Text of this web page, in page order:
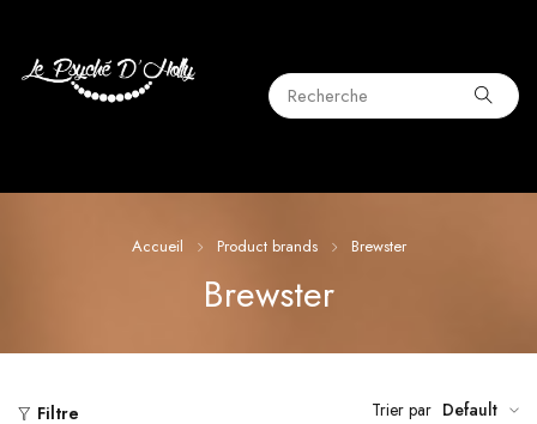
Brewster
Accueil Product brands Brewster
Filtre Trier par Default